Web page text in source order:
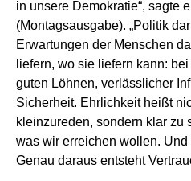
in unsere Demokratie“, sagte
(Montagsausgabe). „Politik
Erwartungen der Menschen
liefern, wo sie liefern kann:
guten Löhnen, verlässlicher
Sicherheit. Ehrlichkeit heißt
kleinzureden, sondern klar zu
was wir erreichen wollen.
Genau daraus entsteht